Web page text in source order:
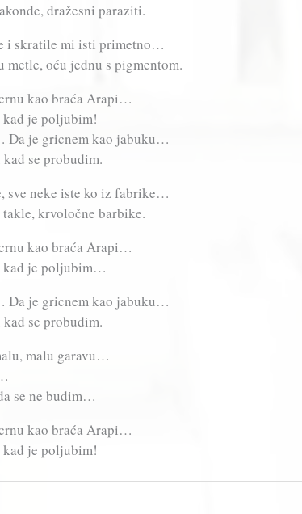
dražesni paraziti.
i skratile mi isti primetno…
metle, oću jednu s pigmentom.
kao braća Arapi…
kad je poljubim!
Da je gricnem kao jabuku…
se probudim.
sve neke iste ko iz fabrike…
takle, krvoločne barbike.
kao braća Arapi…
kad je poljubim…
Da je gricnem kao jabuku…
se probudim.
malu garavu…
se ne budim…
kao braća Arapi…
kad je poljubim!